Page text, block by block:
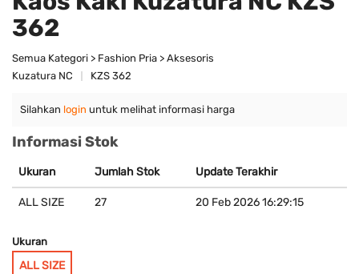
362
Semua Kategori > Fashion Pria > Aksesoris
Kuzatura NC
KZS 362
Silahkan login untuk melihat informasi harga
Informasi Stok
Ukuran Jumlah Stok Update Terakhir
ALL SIZE 27 20 Feb 2026 16:29:15
Ukuran
ALL SIZE